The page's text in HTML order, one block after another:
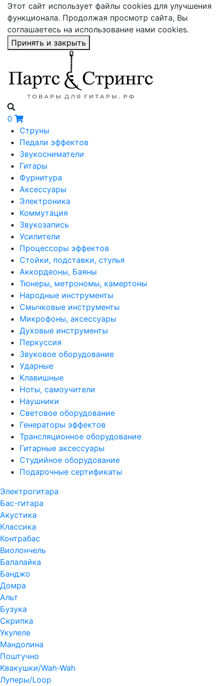
Этот сайт использует файлы cookies для улучшения
функционала. Продолжая просмотр сайта, Вы
соглашаетесь на использование нами cookies.
Принять и закрыть
0
Струны
Педали эффектов
Звукосниматели
Гитары
Фурнитура
Аксессуары
Электроника
Коммутация
Звукозапись
Усилители
Процессоры эффектов
Стойки, подставки, стулья
Аккордеоны, Баяны
Тюнеры, метрономы, камертоны
Народные инструменты
Смычковые инструменты
Микрофоны, аксессуары
Духовые инструменты
Перкуссия
Звуковое оборудование
Ударные
Клавишные
Ноты, самоучители
Наушники
Световое оборудование
Генераторы эффектов
Трансляционное оборудование
Гитарные аксессуары
Студийное оборудование
Подарочные сертификаты
Электрогитара
Бас-гитара
Акустика
Классика
Контрабас
Виолончель
Балалайка
Банджо
Домра
Альт
Бузука
Скрипка
Укулеле
Мандолина
Поштучно
Квакушки/Wah-Wah
Луперы/Loop